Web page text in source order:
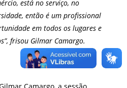
está no serviço, no
então é um profissional
em todos os lugares e
frisou Gilmar Camargo.